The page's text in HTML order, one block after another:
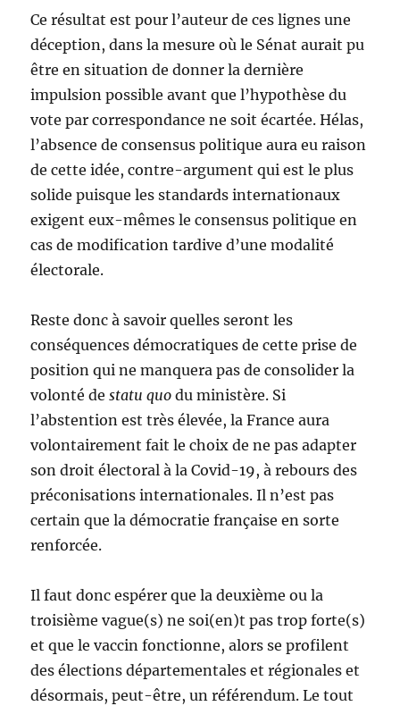
Ce résultat est pour l’auteur de ces lignes une
déception, dans la mesure où le Sénat aurait pu
être en situation de donner la dernière
impulsion possible avant que l’hypothèse du
vote par correspondance ne soit écartée. Hélas,
l’absence de consensus politique aura eu raison
de cette idée, contre-argument qui est le plus
solide puisque les standards internationaux
exigent eux-mêmes le consensus politique en
cas de modification tardive d’une modalité
électorale.
Reste donc à savoir quelles seront les
conséquences démocratiques de cette prise de
position qui ne manquera pas de consolider la
volonté destatu quo du ministère. Si
l’abstention est très élevée, la France aura
volontairement fait le choix de ne pas adapter
son droit électoral à la Covid-19, à rebours des
préconisations internationales. Il n’est pas
certain que la démocratie française en sorte
renforcée.
Il faut donc espérer que la deuxième ou la
troisième vague(s) ne soi(en)t pas trop forte(s)
et que le vaccin fonctionne, alors se profilent
des élections départementales et régionales et
désormais, peut-être, un référendum. Le tout